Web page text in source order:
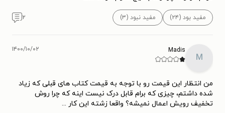
مفید بود (۲۴) مفید نبود (۳) ۲
M
Madis ۱۴۰۰/۱۰/۰۲
من انتظار این قیمت رو با توجه به قیمت کتاب های قبلی که زیاد
شده داشتم، چیزی که برام قابل درک نیست اینه که چرا روش
تخفیف رویش اعمال نمیشه؟ واقعا زشته این کار ...